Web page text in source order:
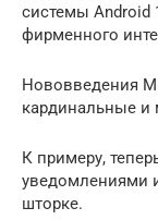
системы Android
фирменного
Нововведения
кардинальные и
К примеру,
уведомлениями
шторке.